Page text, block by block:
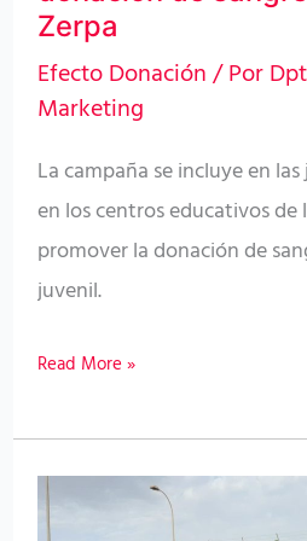
Zerpa
Efecto Donación/ Por
Marketing
La campaña se incluye en
en los centros educativos de
promover la donación de
juvenil.
sangre
José
Zerpa
Read More »
El
ICHH